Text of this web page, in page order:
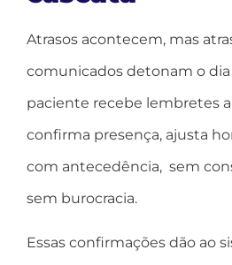
Atrasos acontecem, mas
comunicados detonam o
paciente recebe lembretes
confirma presença, ajusta
com antecedência, sem
sem burocracia.
Essas confirmações dão ao